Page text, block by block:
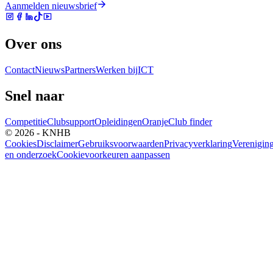
Aanmelden nieuwsbrief
Over ons
ContactNieuwsPartnersWerken bijICT
Snel naar
CompetitieClubsupportOpleidingenOranjeClub finder
© 2026 - KNHB
CookiesDisclaimerGebruiksvoorwaardenPrivacyverklaring
en onderzoekCookievoorkeuren aanpassen